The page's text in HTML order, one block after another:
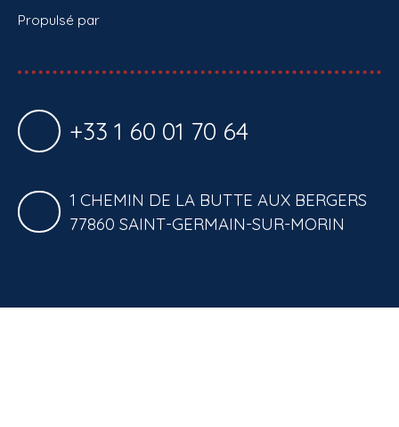
Propulsé par
+33 1 60 01 70 64
1 CHEMIN DE LA BUTTE AUX BERGERS
77860 SAINT-GERMAIN-SUR-MORIN